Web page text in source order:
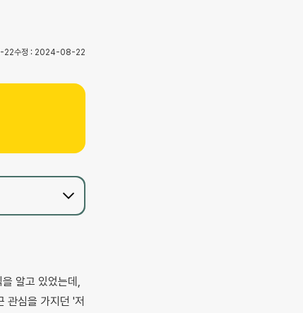
22수정 : 2024-08-22
알고 있었는데,
관심을 가지던 '저